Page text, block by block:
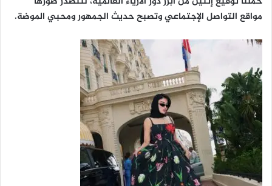
مواقع التواصل الإجتماعي وتصبح حديث الجمهور ومحبي الموضة.